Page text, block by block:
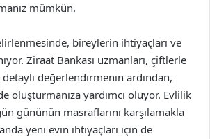
mümkün.
bireylerin ihtiyaçları ve
Ziraat Bankası uzmanları, çiftlerle
değerlendirmenin ardından,
oluşturmanıza yardımcı oluyor. Evlilik
gününün masraflarını karşılamakla
yeni evin ihtiyaçları için de